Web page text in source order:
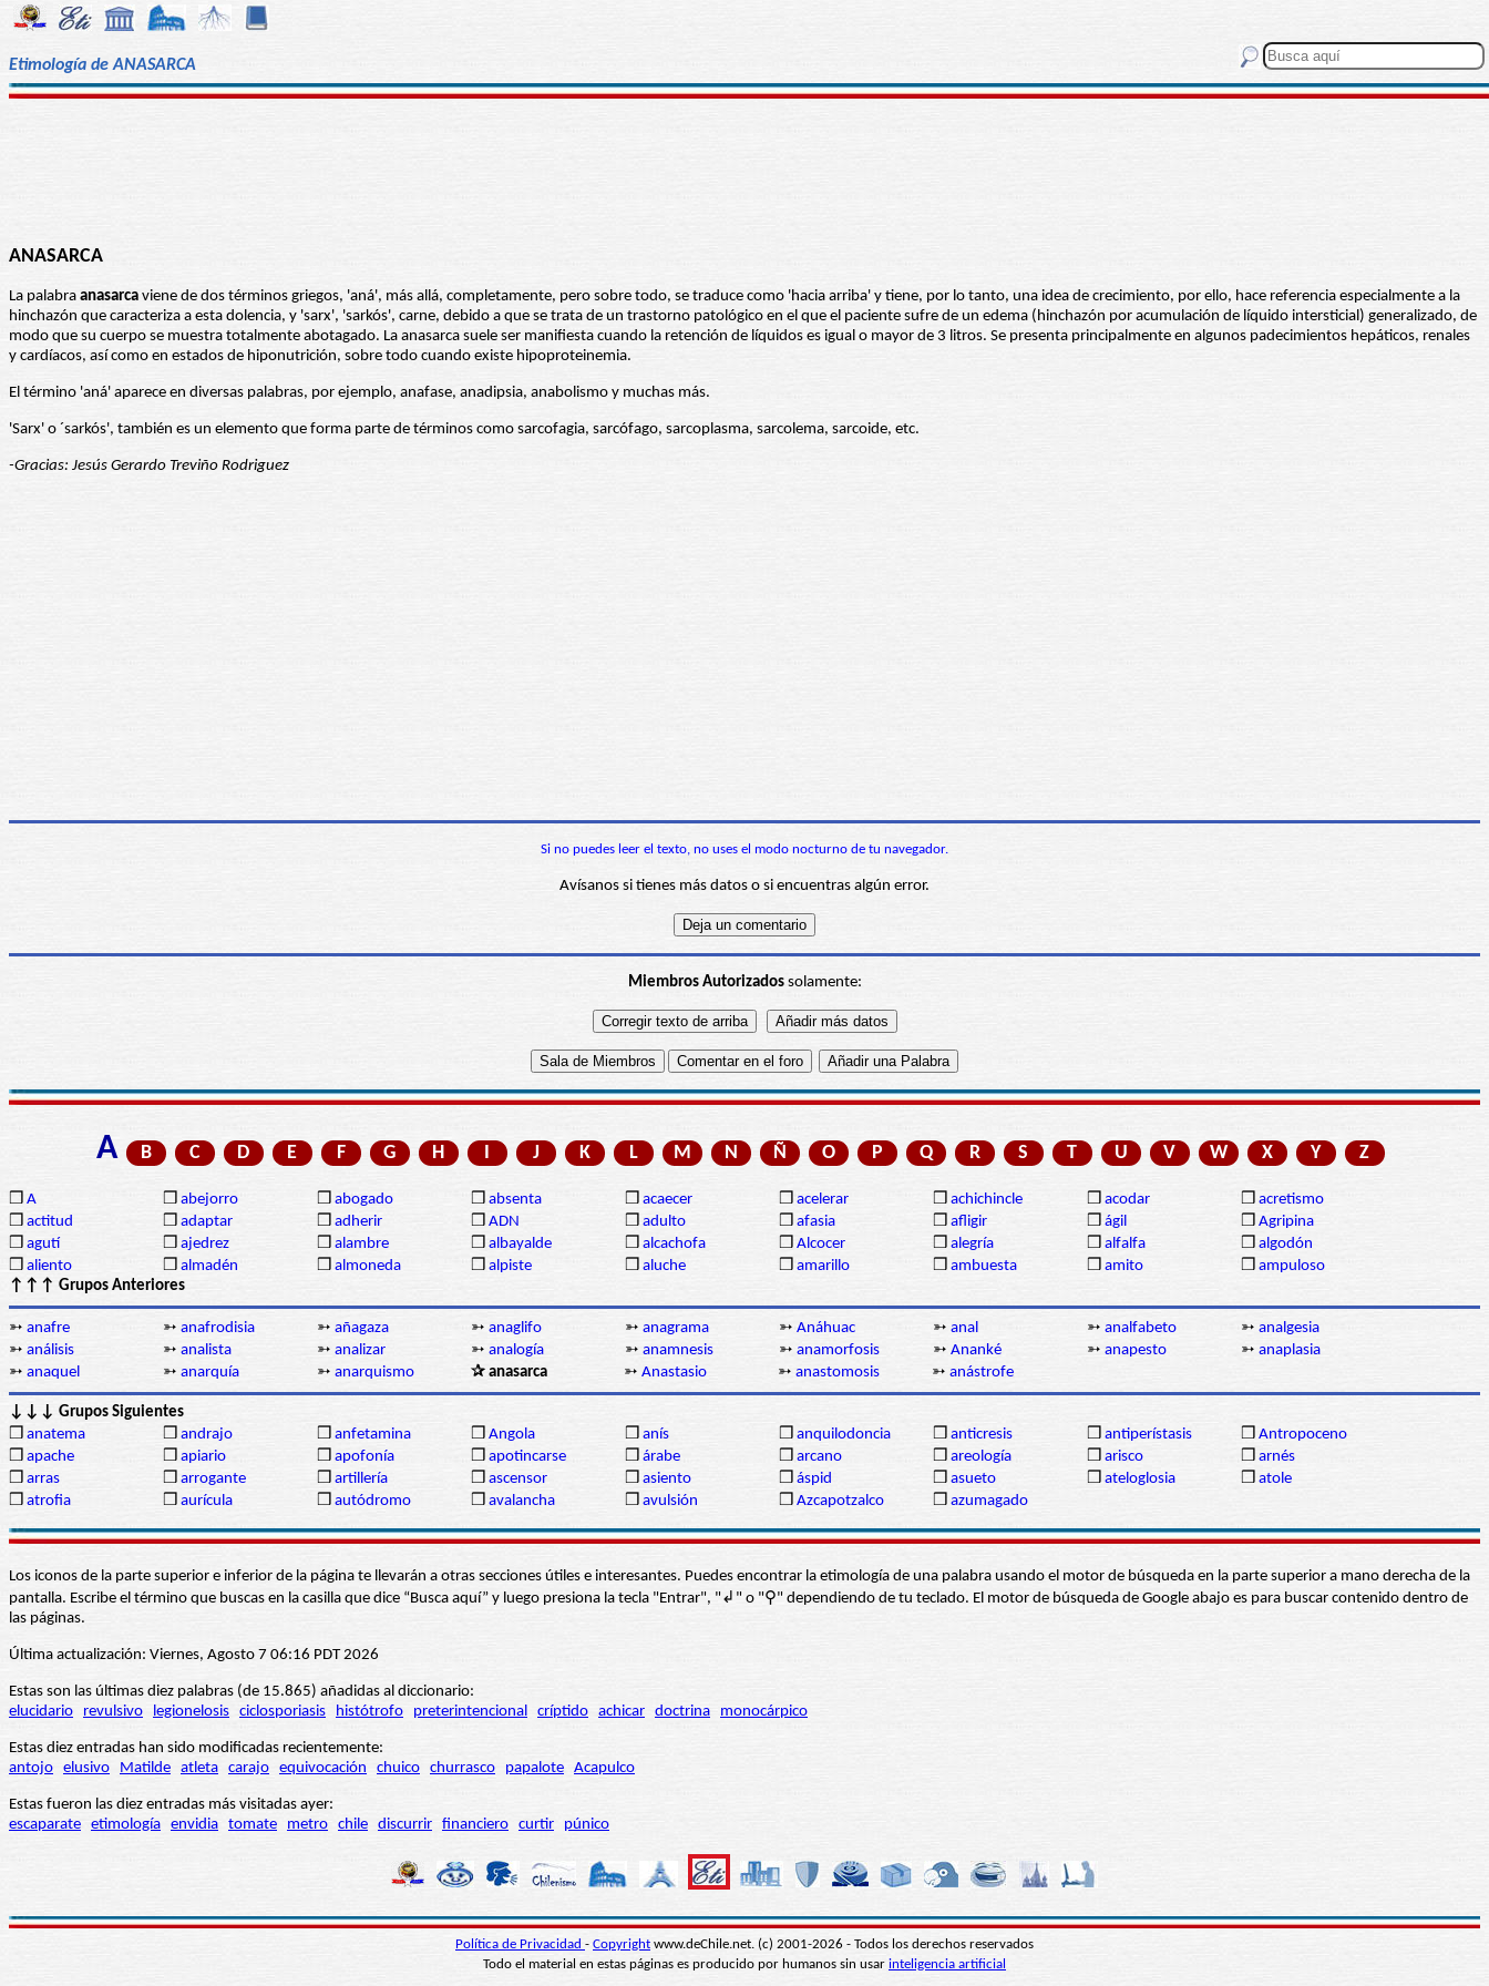
Etimología de ANASARCA
ANASARCA
La palabra anasarca viene de dos términos griegos, 'aná', más allá, completamente, pero sobre todo, se traduce como 'hacia arriba' y tiene, por lo tanto, una idea de crecimiento, por ello, hace referencia especialmente a la
hinchazón que caracteriza a esta dolencia, y 'sarx', 'sarkós', carne, debido a que se trata de un trastorno patológico en el que el paciente sufre de un edema (hinchazón por acumulación de líquido intersticial) generalizado, de
modo que su cuerpo se muestra totalmente abotagado. La anasarca suele ser manifiesta cuando la retención de líquidos es igual o mayor de 3 litros. Se presenta principalmente en algunos padecimientos hepáticos, renales
y cardíacos, así como en estados de hiponutrición, sobre todo cuando existe hipoproteinemia.
El término 'aná' aparece en diversas palabras, por ejemplo, anafase, anadipsia, anabolismo y muchas más.
'Sarx' o ´sarkós', también es un elemento que forma parte de términos como sarcofagia, sarcófago, sarcoplasma, sarcolema, sarcoide, etc.
-Gracias: Jesús Gerardo Treviño Rodriguez
Si no puedes leer el texto, no uses el modo nocturno de tu navegador.
Avísanos si tienes más datos o si encuentras algún error.
Miembros Autorizadossolamente:
A B C D E F G H I J K L M N Ñ O P Q R S T U V W X Y Z
❒ A ❒ abejorro ❒ abogado ❒ absenta ❒ acaecer ❒ acelerar ❒ achichincle ❒ acodar ❒ acretismo
❒ actitud ❒ adaptar ❒ adherir ❒ ADN ❒ adulto ❒ afasia ❒ afligir ❒ ágil ❒ Agripina
❒ agutí ❒ ajedrez ❒ alambre ❒ albayalde ❒ alcachofa ❒ Alcocer ❒ alegría ❒ alfalfa ❒ algodón
❒ aliento ❒ almadén ❒ almoneda ❒ alpiste ❒ aluche ❒ amarillo ❒ ambuesta ❒ amito ❒ ampuloso
↑↑↑ Grupos Anteriores
➳ anafre ➳ anafrodisia ➳ añagaza ➳ anaglifo ➳ anagrama ➳ Anáhuac ➳ anal ➳ analfabeto ➳ analgesia
➳ análisis ➳ analista ➳ analizar ➳ analogía ➳ anamnesis ➳ anamorfosis ➳ Ananké ➳ anapesto ➳ anaplasia
➳ anaquel ➳ anarquía ➳ anarquismo ✰ anasarca ➳ Anastasio ➳ anastomosis ➳ anástrofe
↓↓↓ Grupos Siguientes
❒ anatema ❒ andrajo ❒ anfetamina ❒ Angola ❒ anís ❒ anquilodoncia ❒ anticresis ❒ antiperístasis ❒ Antropoceno
❒ apache ❒ apiario ❒ apofonía ❒ apotincarse ❒ árabe ❒ arcano ❒ areología ❒ arisco ❒ arnés
❒ arras ❒ arrogante ❒ artillería ❒ ascensor ❒ asiento ❒ áspid ❒ asueto ❒ ateloglosia ❒ atole
❒ atrofia ❒ aurícula ❒ autódromo ❒ avalancha ❒ avulsión ❒ Azcapotzalco ❒ azumagado
Los iconos de la parte superior e inferior de la página te llevarán a otras secciones útiles e interesantes. Puedes encontrar la etimología de una palabra usando el motor de búsqueda en la parte superior a mano derecha de la
pantalla. Escribe el término que buscas en la casilla que dice “Busca aquí” y luego presiona la tecla "Entrar", "↲" o "⚲" dependiendo de tu teclado. El motor de búsqueda de Google abajo es para buscar contenido dentro de
las páginas.
Última actualización: Viernes, Agosto 7 06:16 PDT 2026
Estas son las últimas diez palabras (de 15.865) añadidas al diccionario:
elucidario
revulsivo legionelosis ciclosporiasis histótrofo preterintencional críptido achicar doctrina monocárpico
Estas diez entradas han sido modificadas recientemente:
antojo elusivo Matilde atleta carajo equivocación chuico churrasco papalote Acapulco
Estas fueron las diez entradas más visitadas ayer:
escaparate etimología envidia tomate metro chile discurrir financiero curtir púnico
Política de Privacidad - Copyright www.deChile.net. (c) 2001-2026 - Todos los derechos reservados
Todo el material en estas páginas es producido por humanos sin usar inteligencia artificial